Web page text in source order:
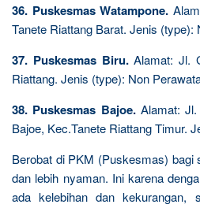
36. Puskesmas Watampone.
Tanete Riattang Barat. Jenis (type):
37. Puskesmas Biru.Alamat: Jl.
Riattang. Jenis (type): Non
38. Puskesmas Bajoe.Alamat: Jl.
Bajoe, Kec.Tanete Riattang Timur.
Berobat di PKM (Puskesmas) bagi
dan lebih nyaman. Ini karena
ada kelebihan dan kekurangan,